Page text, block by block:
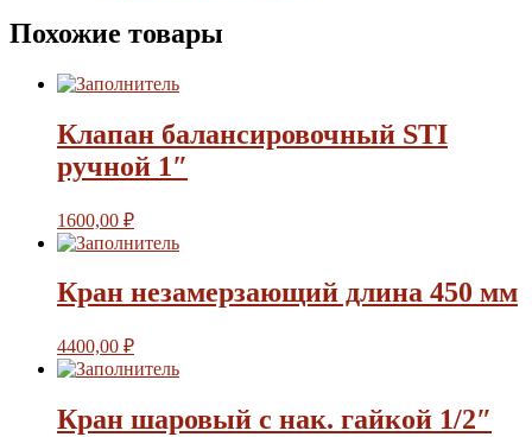
Похожие товары
Клапан балансировочный STI
ручной 1″
1600,00 ₽
Кран незамерзающий длина 450 мм
4400,00 ₽
Кран шаровый с нак. гайкой 1/2″